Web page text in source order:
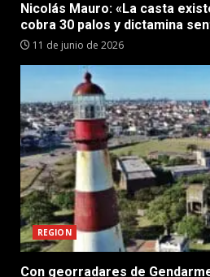
Nicolás Mauro: «La casta
cobra 30 palos y dictamina
11 de junio de 2026
REGION
Con georradares de